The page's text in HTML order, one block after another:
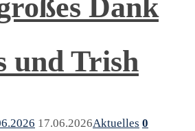
Dank
und Trish
17.06.2026Aktuelles 0